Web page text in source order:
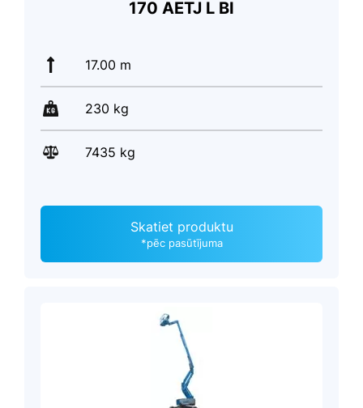
170 AETJ L BI
17.00 m
230 kg
7435 kg
Skatiet produktu
*pēc pasūtījuma